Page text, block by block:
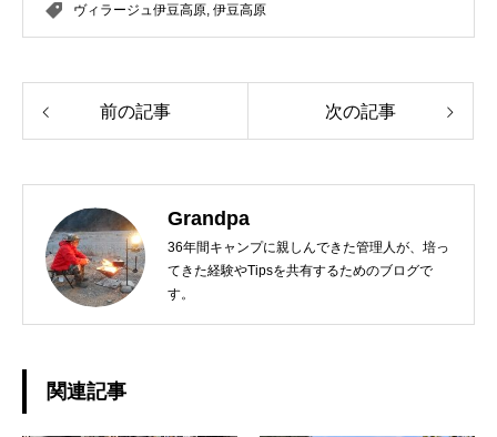
ヴィラージュ伊豆高原, 伊豆高原
前の記事 次の記事
Grandpa
36年間キャンプに親しんできた管理人が、培っ
てきた経験やTipsを共有するためのブログで
す。
関連記事